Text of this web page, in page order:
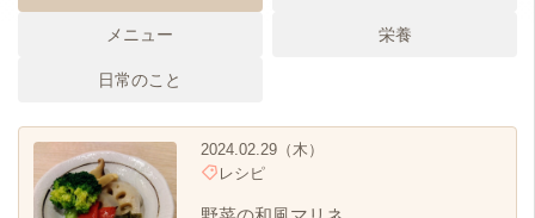
メニュー 栄養
日常のこと
2024.02.29（木）
レシピ